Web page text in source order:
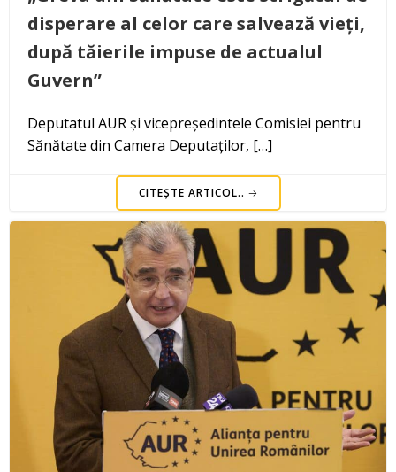
disperare al celor care salvează vieți,
după tăierile impuse de actualul
Guvern”
Deputatul AUR și vicepreședintele Comisiei pentru
Sănătate din Camera Deputaților, […]
CITEȘTE ARTICOL..